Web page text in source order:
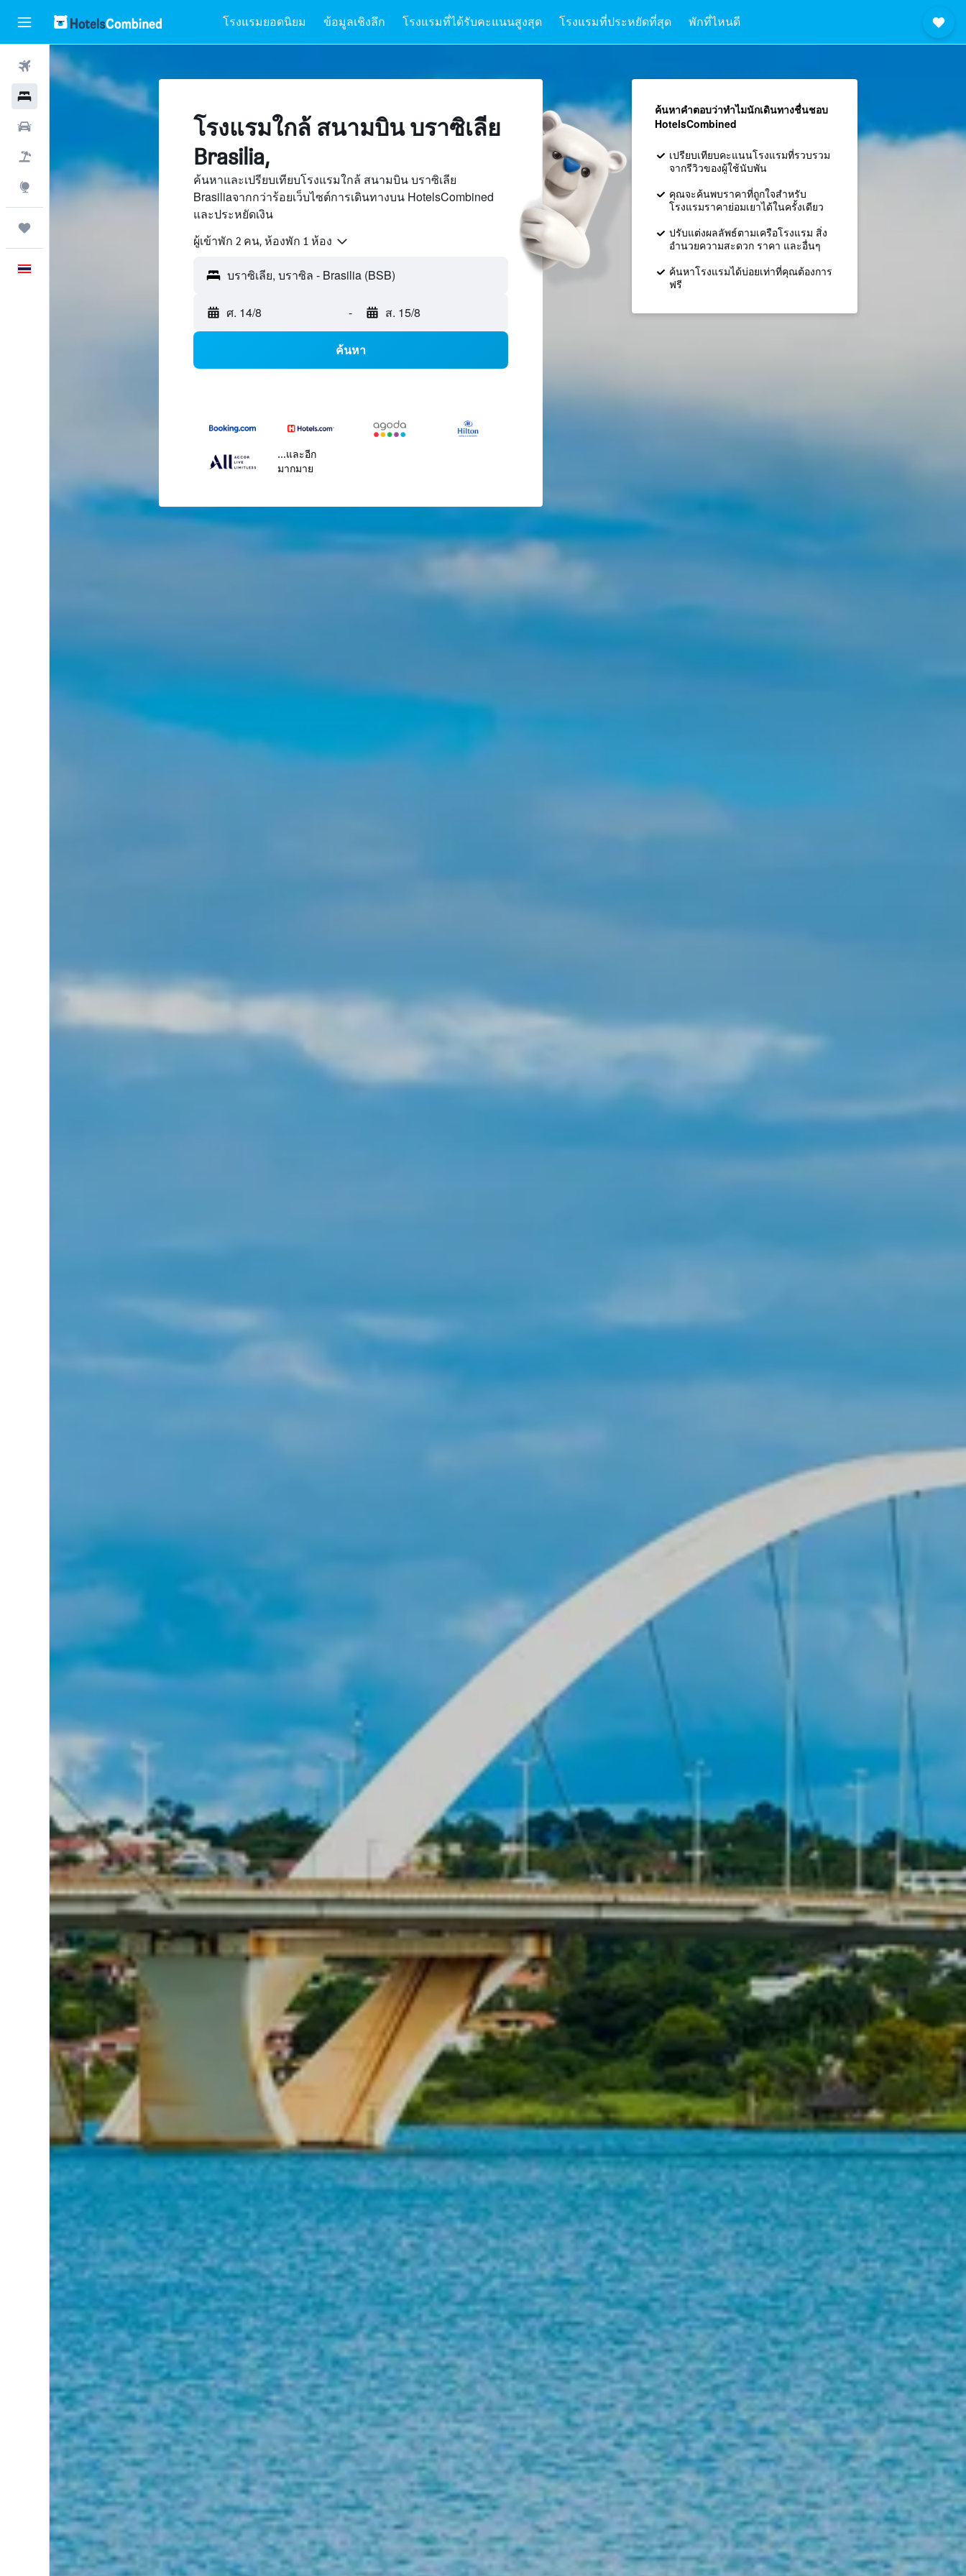
โรงแรมยอดนิยม ข้อมูลเชิงลึก โรงแรมที่ได้รับคะแนนสูงสุด โรงแรมที่ประหยัดที่สุด พักที่ไหนดี
ตั๋วเครื่องบิน
โรงแรม
เที่ยวบิน+โรงแรม
สำรวจ
โรงแรมใกล้ สนามบิน บราซิเลีย
Brasilia,
ค้นหาและเปรียบเทียบโรงแรมใกล้ สนามบิน บราซิเลีย
Brasiliaจากกว่าร้อยเว็บไซต์การเดินทางบน HotelsCombined
และประหยัดเงิน
ผู้เข้าพัก 2 คน, ห้องพัก 1 ห้อง
ศ. 14/8 - ส. 15/8
ค้นหา
...และอีก
มากมาย
ค้นหาคำตอบว่าทำไมนักเดินทางชื่นชอบ
HotelsCombined
เปรียบเทียบคะแนนโรงแรมที่รวบรวม
จากรีวิวของผู้ใช้นับพัน
คุณจะค้นพบราคาที่ถูกใจสำหรับ
โรงแรมราคาย่อมเยาได้ในครั้งเดียว
ปรับแต่งผลลัพธ์ตามเครือโรงแรม สิ่ง
อำนวยความสะดวก ราคา และอื่นๆ
ค้นหาโรงแรมได้บ่อยเท่าที่คุณต้องการ
ฟรี